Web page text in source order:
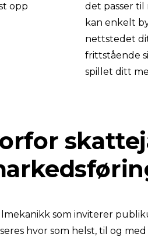
opp
det passer til
kan enkelt
nettstedet
frittstående
spillet ditt
som inviterer
hvor som helst, til og